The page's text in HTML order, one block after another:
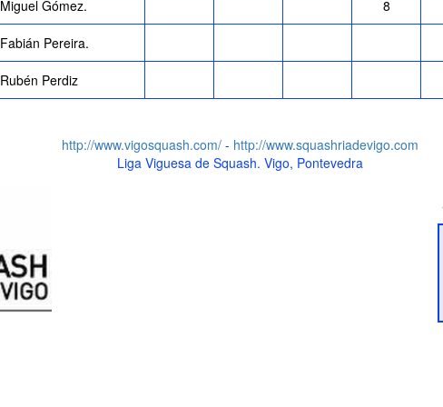
Miguel Gómez. 8
Fabián Pereira.
Rubén Perdiz
http://www.vigosquash.com/- http://www.squashriadevigo.com
Liga Viguesa de Squash. Vigo, Pontevedra